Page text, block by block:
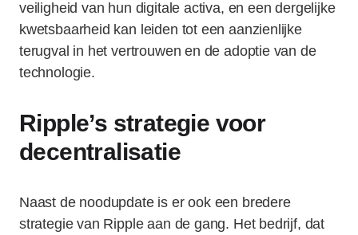
veiligheid van hun digitale activa, en een dergelijke
kwetsbaarheid kan leiden tot een aanzienlijke
terugval in het vertrouwen en de adoptie van de
technologie.
Ripple’s strategie voor
decentralisatie
Naast de noodupdate is er ook een bredere
strategie van Ripple aan de gang. Het bedrijf, dat